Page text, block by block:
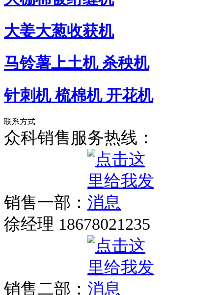
大姜大葱收获机
马铃薯上土机 杀秧机
针刺机 梳棉机 开花机
联系方式
众科销售服务热线：
销售一部：
徐经理 18678021235
销售二部：